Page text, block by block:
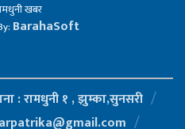
खबर
BarahaSoft
: रामधुनी १ , झुम्का,सुनसरी